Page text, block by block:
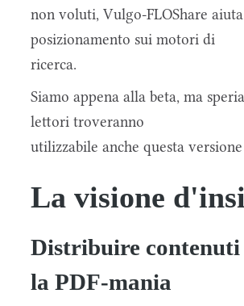
non voluti, Vulgo-FLOShare
posizionamento sui motori di
ricerca.
Siamo appena alla beta, ma
lettori troveranno
utilizzabile anche questa
La visione
Distribuire contenuti
la PDF-mania